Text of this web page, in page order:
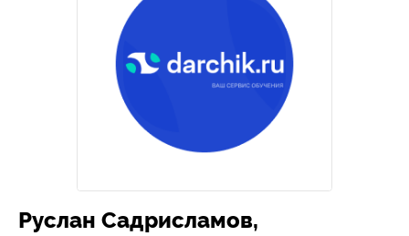
Руслан Садрисламов,